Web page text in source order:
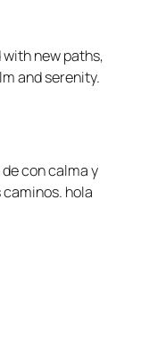
new paths,
and serenity.
con calma y
hola